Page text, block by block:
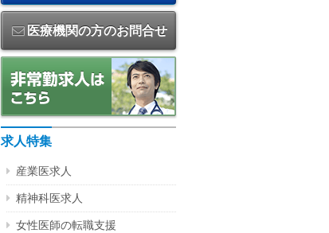
医療機関の方のお問合せ
求人特集
産業医求人
精神科医求人
女性医師の転職支援